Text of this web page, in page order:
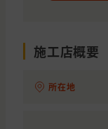
神奈川県
横浜市
施工店概要
所在地